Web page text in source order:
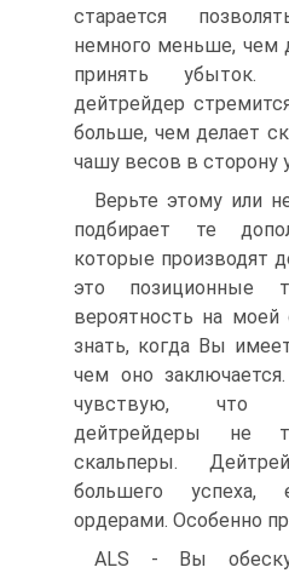
старается
немного меньше, чем
принять убыток.
дейтрейдер
больше, чем делает
чашу весов в сторону
Верьте этому или
подбирает те
которые производят
это позиционные
вероятность на
знать, когда Вы
чем оно
чувствую, что
дейтрейдеры не
скальперы.
большего
ордерами. Особенно
ALS - Вы